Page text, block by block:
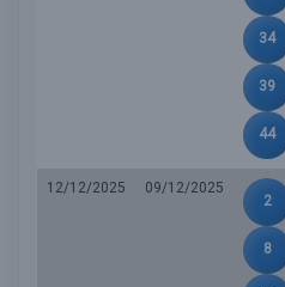
34
39
44
12/12/2025
09/12/2025
2
8